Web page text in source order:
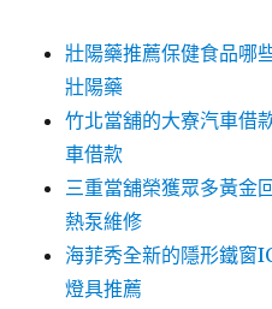
壯陽藥推薦保健食品哪
壯陽藥
竹北當舖的大寮汽車借
車借款
三重當舖榮獲眾多黃金
熱泵維修
海菲秀全新的隱形鐵窗
燈具推薦